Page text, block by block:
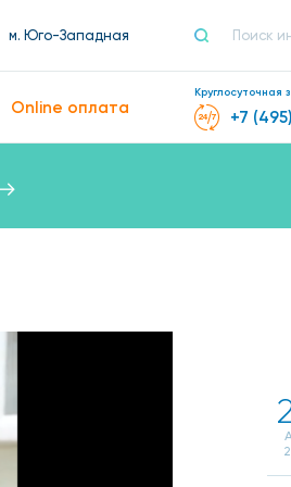
м. Юго-Западная
Online оплата
Круглосуточная
+7